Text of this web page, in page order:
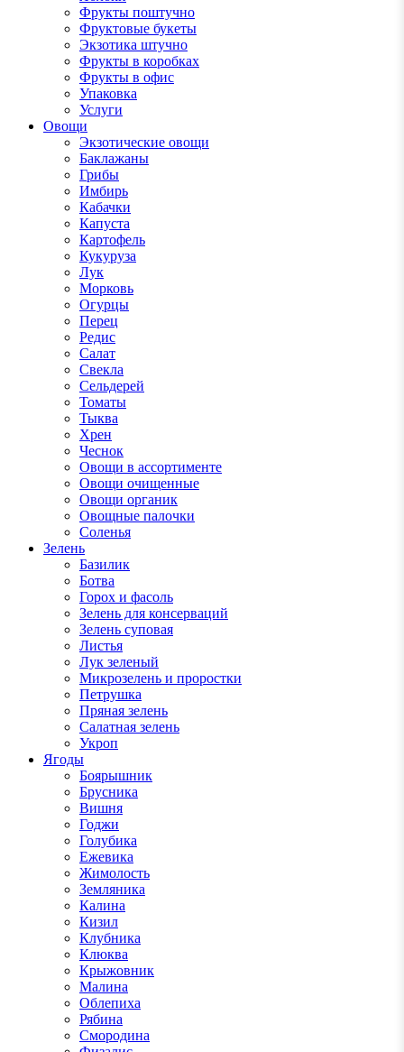
Фрукты поштучно
Фруктовые букеты
Экзотика штучно
Фрукты в коробках
Фрукты в офис
Упаковка
Услуги
Овощи
Экзотические овощи
Баклажаны
Грибы
Имбирь
Кабачки
Капуста
Картофель
Кукуруза
Лук
Морковь
Огурцы
Перец
Редис
Салат
Свекла
Сельдерей
Томаты
Тыква
Хрен
Чеснок
Овощи в ассортименте
Овощи очищенные
Овощи органик
Овощные палочки
Соленья
Зелень
Базилик
Ботва
Горох и фасоль
Зелень для консерваций
Зелень суповая
Листья
Лук зеленый
Микрозелень и проростки
Петрушка
Пряная зелень
Салатная зелень
Укроп
Ягоды
Боярышник
Брусника
Вишня
Годжи
Голубика
Ежевика
Жимолость
Земляника
Калина
Кизил
Клубника
Клюква
Крыжовник
Малина
Облепиха
Рябина
Смородина